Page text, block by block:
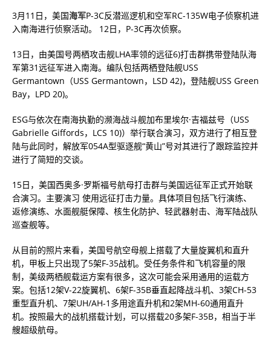
3月11日，美国海军P-3C反潜巡逻机和空军RC-135W电子侦察机进
入南海进行侦察活动。 12日，P-3C再次侦察。
13日，由美国号两栖攻击舰LHA率领的远征6)打击群携带登陆队海
军第31远征军进入南海。编队包括两栖登陆舰USS
Germantown（USS Germantown，LSD 42)，登陆舰USS Green
Bay，LPD 20)。
ESG与依次在南海执勤的濒海战斗舰加布里埃尔·吉福兹号（USS
Gabrielle Giffords，LCS 10)）举行联合演习，双方进行了相互登
陆与此同时，解放军054A型驱逐舰“黄山”号对其进行了跟踪监控并
进行了简短的交谈。
15日，美国西奥多·罗斯福号航母打击群与美国远征军正式开始联
合演习。主要演习 使用远征打击力量。具体项目包括飞行演练、
返修演练、水面舰艇保障、核生化防护、轻武器射击、海军陆战队
巡查舰等。
从目前的照片来看，美国号航空母舰上搭载了大量旋翼机和直升
机，甲板上只出现了5架F-35战机。受任务条件和飞机容量的限
制，美级两栖舰载运方案有很多，这次可能会采用通用的运载方
案。包括12架V-22旋翼机、6架F-35B垂直起降战斗机、3架CH-53
重型直升机、7架UH/AH-1多用途直升机和2架MH-60通用直升
机。按照最大的战机搭载计划，可以搭载20多架F-35B，相当于半
艘超级航母。